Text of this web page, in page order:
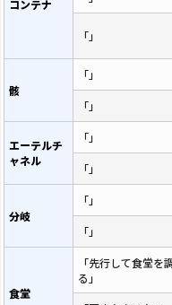
コンテナ
「」
骸
「」
「」
エーテルチ
ャネル
「」
「」
分岐
「」
「」
食堂
「先行して食堂を
る」